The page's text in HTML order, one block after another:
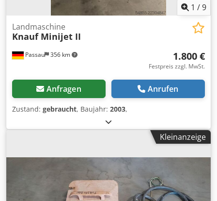
1 /9
Passau 356 km
Landmaschine
Knauf Minijet II
1.800 €
Festpreis zzgl. MwSt.
Anfragen Anrufen
Zustand: gebraucht, Baujahr: 2003,
Kleinanzeige